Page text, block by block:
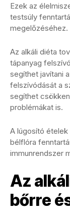
Ezek az
testsúly
megelőzéséhez.
Az alkáli diéta
tápanyag
segíthet javítani
felszívódását a
segíthet
problémákat is.
A lúgosító
bélflóra
immunrendszer
Az
bőrre